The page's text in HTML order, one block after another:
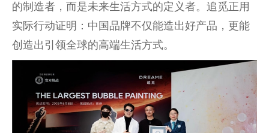
的制造者，而是未来生活方式的定义者。追觅正用
实际行动证明：中国品牌不仅能造出好产品，更能
创造出引领全球的高端生活方式。